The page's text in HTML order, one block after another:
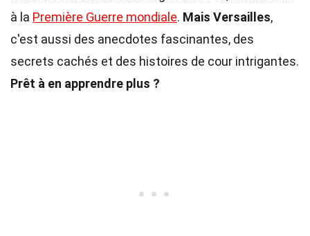
à la Première Guerre mondiale. Mais Versailles,
c'est aussi des anecdotes fascinantes, des
secrets cachés et des histoires de cour intrigantes.
Prêt à en apprendre plus ?